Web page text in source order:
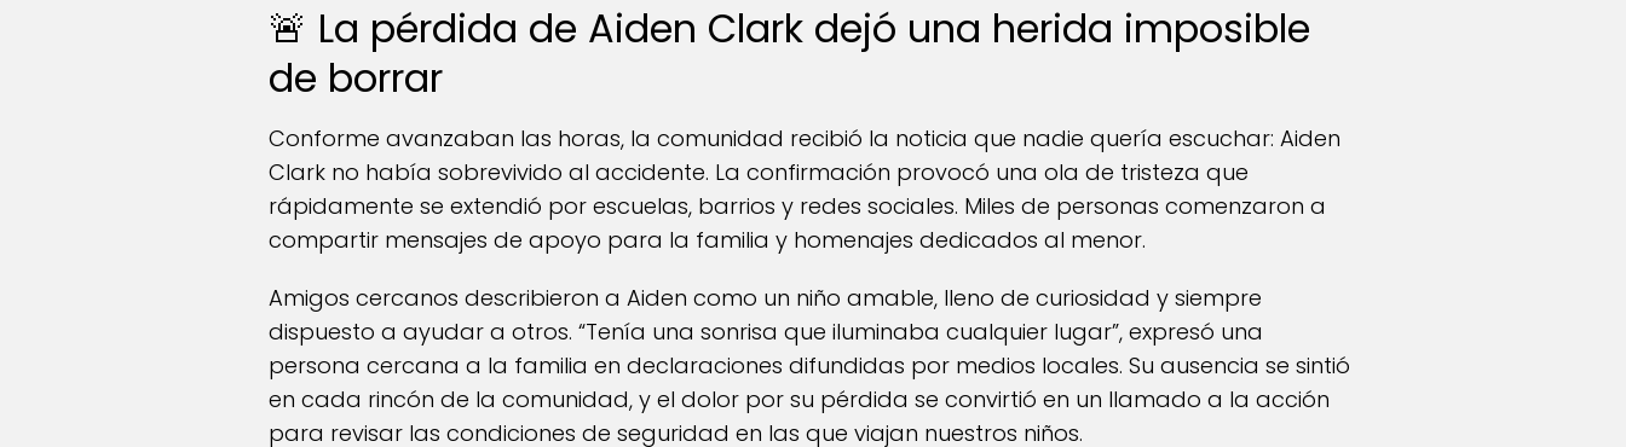
🚨 La pérdida de Aiden Clark dejó una herida imposible
de borrar
Conforme avanzaban las horas, la comunidad recibió la noticia que nadie quería escuchar: Aiden
Clark no había sobrevivido al accidente. La confirmación provocó una ola de tristeza que
rápidamente se extendió por escuelas, barrios y redes sociales. Miles de personas comenzaron a
compartir mensajes de apoyo para la familia y homenajes dedicados al menor.
Amigos cercanos describieron a Aiden como un niño amable, lleno de curiosidad y siempre
dispuesto a ayudar a otros. “Tenía una sonrisa que iluminaba cualquier lugar”, expresó una
persona cercana a la familia en declaraciones difundidas por medios locales. Su ausencia se sintió
en cada rincón de la comunidad, y el dolor por su pérdida se convirtió en un llamado a la acción
para revisar las condiciones de seguridad en las que viajan nuestros niños.